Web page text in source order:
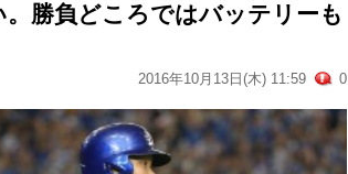
勝負どころではバッテリーも
2016年10月13日(木) 11:59 0